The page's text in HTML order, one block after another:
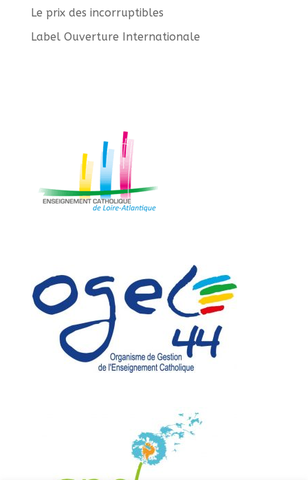
Le prix des incorruptibles
Label Ouverture Internationale